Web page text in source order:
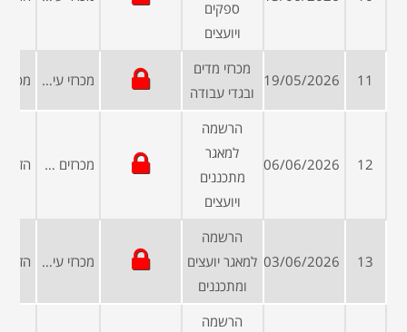
ספקים
ויועצים
11
19/05/2026
מכרזי מדים
ובגדי עבודה
מכרזי עיריות ומועצות
12
06/06/2026
הרשמה
למאגר
מתכננים
ויועצים
מכרזים פומביים
13
03/06/2026
הרשמה
למאגר יועצים
ומתכננים
מכרזי עיריות ומועצות
הרשמה